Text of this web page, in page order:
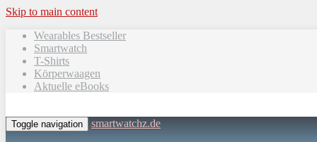
Skip to main content
Wearables Bestseller
Smartwatch
T-Shirts
Körperwaagen
Aktuelle eBooks
Toggle navigation smartwatchz.de